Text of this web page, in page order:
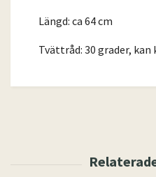
Längd: ca 64 cm
Tvättråd: 30 grader,